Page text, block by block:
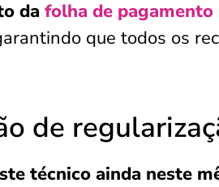
da folha de pagamento
que todos os
de
técnico ainda neste